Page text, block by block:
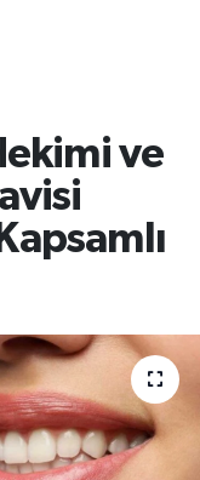
ve